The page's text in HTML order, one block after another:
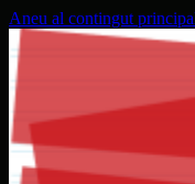
Aneu al contingut
I Jornades
i Educació
Facultat de